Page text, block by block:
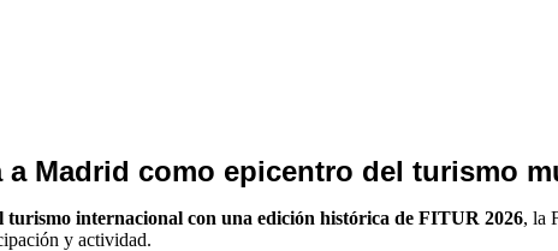
a Madrid como epicentro del turismo
internacional con una edición histórica de FITUR 2026, la
y actividad.